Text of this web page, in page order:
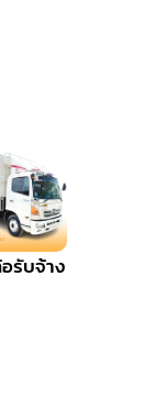
รับจ้าง